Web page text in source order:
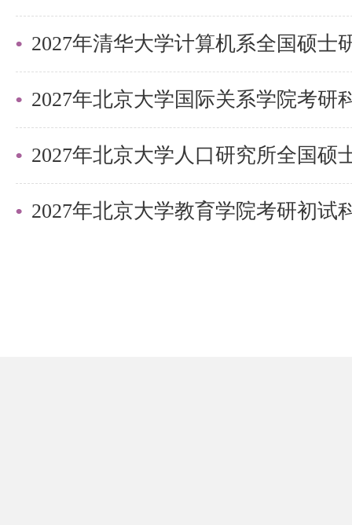
业近三年的实际录取分数区间和
年份的数据做判断。
2.初试复试贯通准备。 在复习专
习用口语复述知识点，或定期阅
中的面试和外语考核积累素材。
3. 提前梳理个人亮点。复试面试
2027年北京大学国际关系学院考研
2027年北京大学教育学院考研初试